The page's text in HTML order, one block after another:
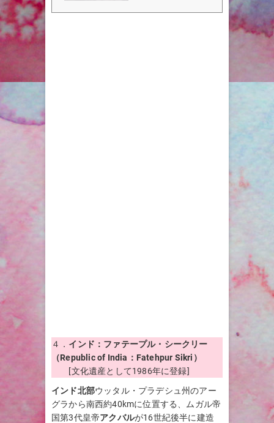
since the Middle Ages. The many
４． インド：ファテープル・シークリー
（Republic of India：Fatehpur Sikri）
[文化遺産として1986年に登録]
インド北部ウッタル・プラデシュ州のアー
グラから南西約40kmに位置する、ムガル帝
国第3代皇帝アクバルが16世紀後半に建造